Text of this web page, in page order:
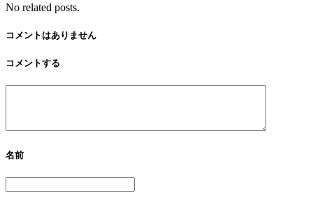
No related posts.
コメントはありません
コメントする
名前